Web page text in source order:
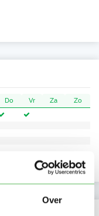
Over
Do Vr Za
Zo